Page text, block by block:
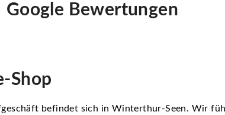
Google Bewertungen
Shop
befindet sich in Winterthur-Seen. Wir